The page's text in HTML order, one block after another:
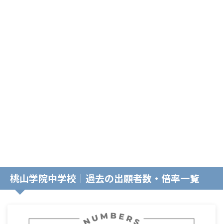
桃山学院中学校｜過去の出願者数・倍率一覧